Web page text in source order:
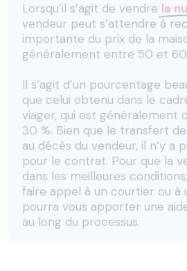
Lorsqu’il s’agit de vendre la
vendeur peut s’attendre à
importante du prix de la
généralement entre 50 et 60
Il s’agit d’un pourcentage
que celui obtenu dans le
viager, qui est généralement
30 %. Bien que le transfert
au décès du vendeur, il n’y a
pour le contrat. Pour que la
dans les meilleures
faire appel à un courtier ou à
pourra vous apporter une
au long du processus.